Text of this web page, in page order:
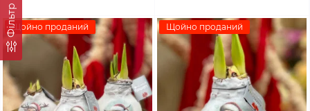
ФільтрЩойно проданий Щойно проданий